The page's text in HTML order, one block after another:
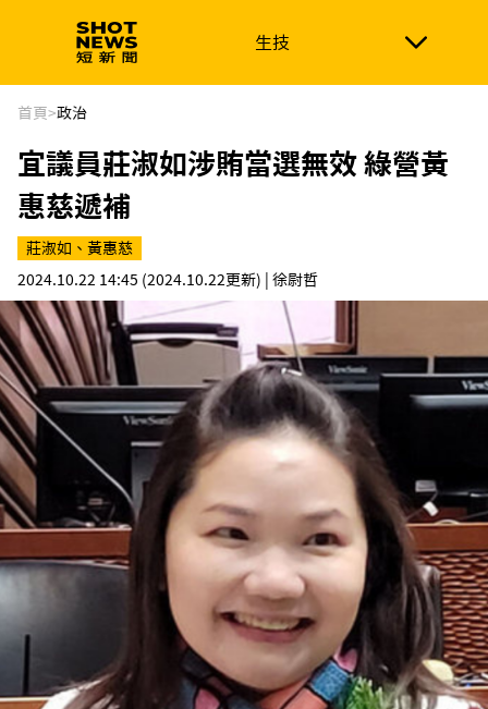
生技
生技 政治
新南向 體育
首頁>政治
宜議員莊淑如涉賄當選無效 綠營黃
惠慈遞補
莊淑如、黃惠慈
2024.10.22 14:45 (2024.10.22更新) | 徐尉哲